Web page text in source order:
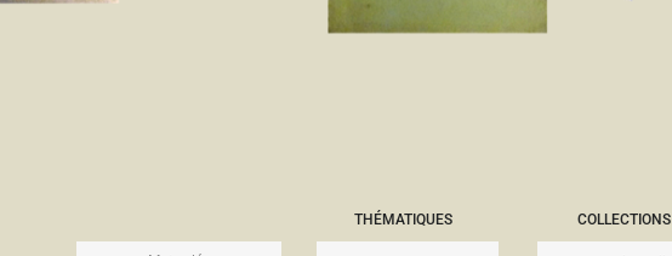
THÉMATIQUES COLLECTIONS